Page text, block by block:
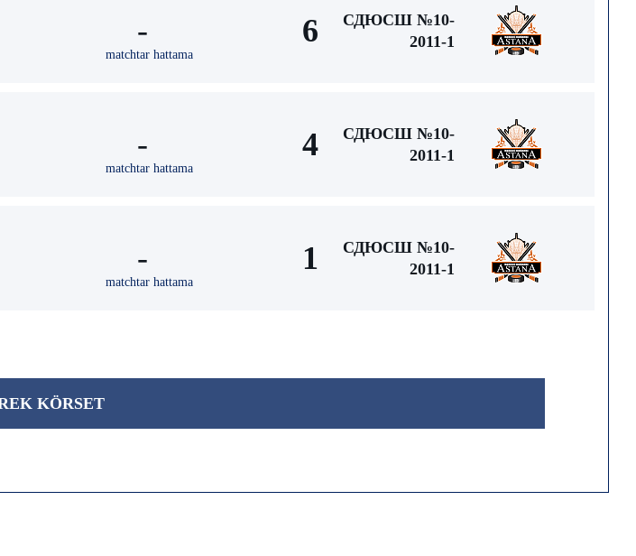
-
matchtar hattama
6
СДЮСШ №10-
2011-1
-
matchtar hattama
4
СДЮСШ №10-
2011-1
-
matchtar hattama
1
СДЮСШ №10-
2011-1
KÖRSET